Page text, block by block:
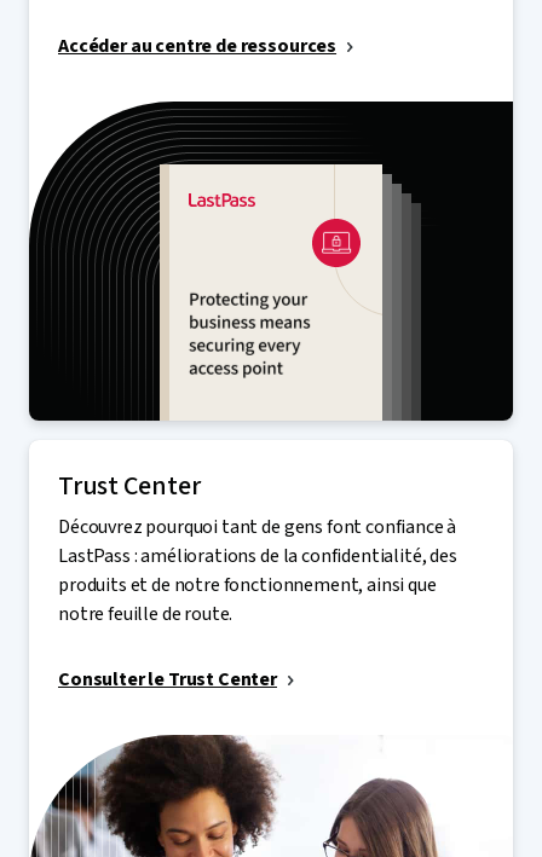
Accéder au centre de ressources
Trust Center
Découvrez pourquoi tant de gens font confiance à
LastPass : améliorations de la confidentialité, des
produits et de notre fonctionnement, ainsi que
notre feuille de route.
Consulter le Trust Center